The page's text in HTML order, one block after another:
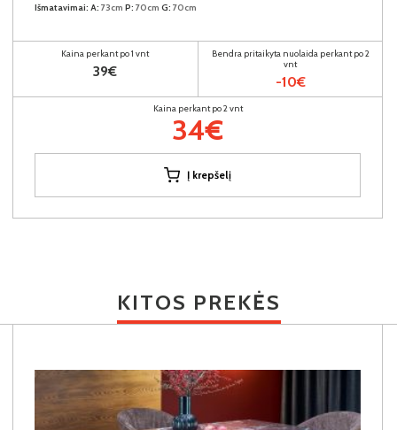
Išmatavimai: A: 73cm P: 70cm G: 70cm
Kaina perkant po 1 vnt
39€
Bendra pritaikyta nuolaida perkant po 2
vnt
-10€
Kaina perkant po 2 vnt
34€
Į krepšelį
KITOS PREKĖS